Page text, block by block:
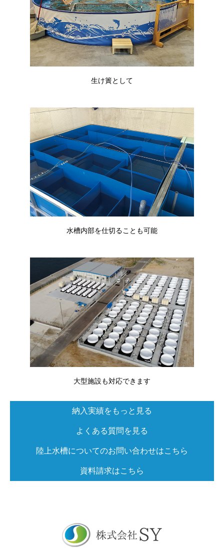
生け簀として
水槽内部を仕切ることも可能
大型施設も対応できます
納入実績をもっと見る
よくある質問を見る
陸上水槽についてのお問い合わせはこちら
資料請求はこちら